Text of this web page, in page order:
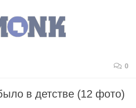
0
в детстве (12 фото)